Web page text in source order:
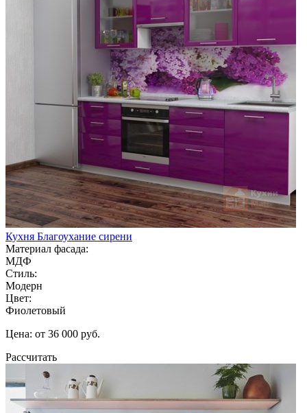
Кухня Благоухание сирени
Материал фасада:
МДФ
Стиль:
Модерн
Цвет:
Фиолетовый
Цена: от 36 000 руб.
Рассчитать